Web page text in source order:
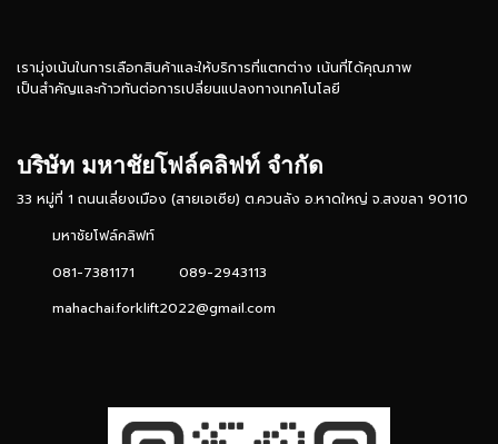
เรามุ่งเน้นในการเลือกสินค้าและให้บริการที่แตกต่าง เน้นที่ได้คุณภาพ
เป็นสำคัญและก้าวทันต่อการเปลี่ยนแปลงทางเทคโนโลยี
บริษัท มหาชัยโฟล์คลิฟท์ จำกัด
33 หมู่ที่ 1 ถนนเลี่ยงเมือง (สายเอเซีย) ต.ควนลัง อ.หาดใหญ่ จ.สงขลา 90110
มหาชัยโฟล์คลิฟท์
081-7381171
089-2943113
mahachai.forklift2022@gmail.com